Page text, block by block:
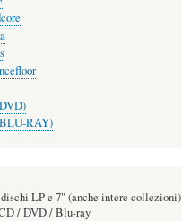
RAY)
LP e 7" (anche intere collezioni)
/ DVD / Blu-ray